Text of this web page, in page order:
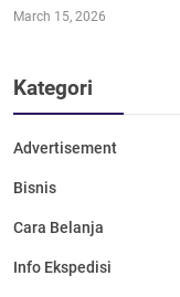
March 15, 2026
Kategori
Advertisement
Bisnis
Cara Belanja
Info Ekspedisi